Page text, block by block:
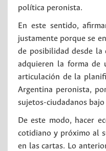
política peronista.
En este sentido,
justamente porque se
de posibilidad desde la
adquieren la forma de
articulación de la
Argentina peronista,
sujetos-ciudadanos
De este modo, hacer
cotidiano y próximo al
en las cartas. Lo